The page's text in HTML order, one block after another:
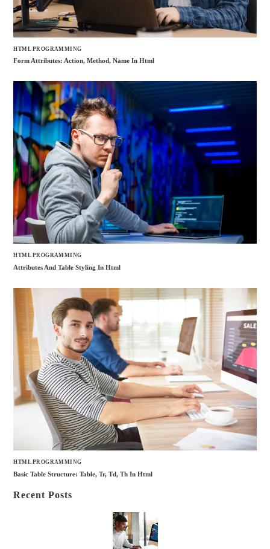
HTML PROGRAMMING
Form Attributes: Action, Method, Name In Html
HTML PROGRAMMING
Attributes And Table Styling In Html
HTML PROGRAMMING
Basic Table Structure: Table, Tr, Td, Th In Html
Recent Posts